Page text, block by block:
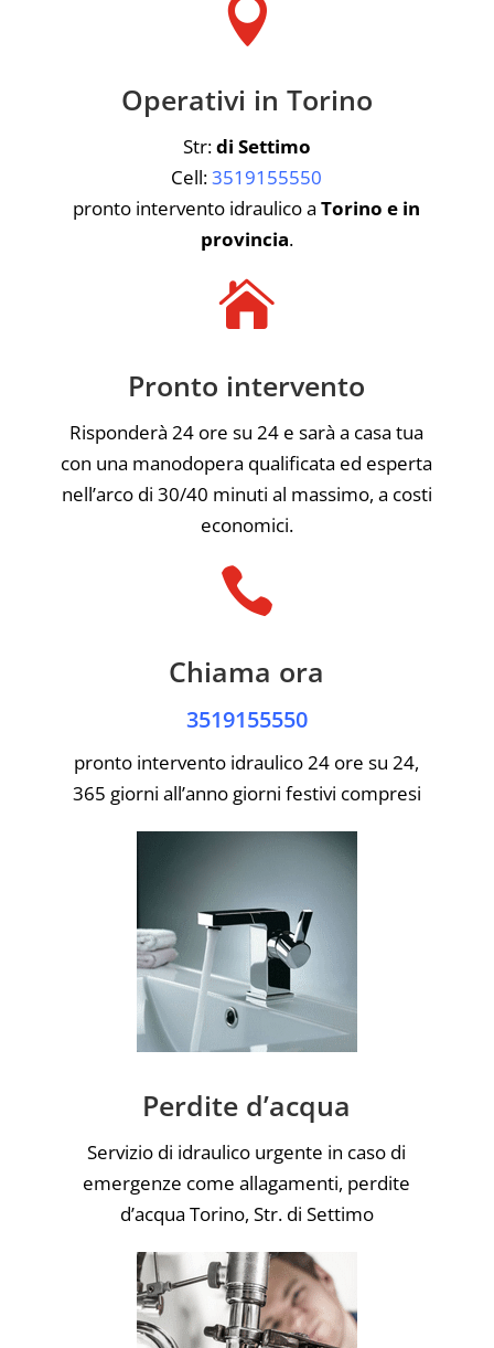

Operativi in Torino
Str:di Settimo
Cell:3519155550
pronto intervento idraulico aTorino e in
provincia.

Pronto intervento
Risponderà 24 ore su 24 e sarà a casa tua
con una manodopera qualificata ed esperta
nell’arco di 30/40 minuti al massimo, a costi
economici.

Chiama ora
3519155550
pronto intervento idraulico 24 ore su 24,
365 giorni all’anno giorni festivi compresi
Perdite d’acqua
Servizio di idraulico urgente in caso di
emergenze come allagamenti, perdite
d’acqua Torino, Str. di Settimo